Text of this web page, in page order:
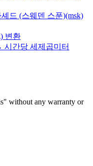
드 (스웨덴 스푼)(msk)
변환
시간당 세제곱미터
without any warranty or